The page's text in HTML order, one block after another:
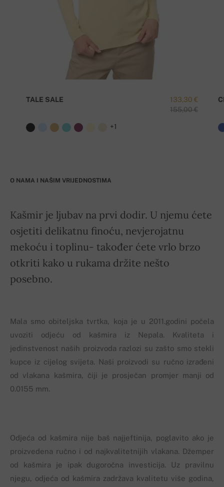
133,30 €
155,00 €
TALE SALE
+1
O NAMA I NAŠIM VRIJEDNOSTIMA
Kašmir je ljubav na prvi dodir. U njemu ćete
osjetiti delikatnu finoću, nevjerojatnu
mekoću i toplinu- također ćete vrlo brzo
otkriti kako u rukama držite nešto
posebno.
Mala smo obiteljska tvrtka, koja je u 2011.godini počela
uvoziti odjeću od kašmira iz Nepala. Kvaliteta i
jedinstvenost naših proizvoda razlozi su zašto smo stekli
kupce iz cijelog svijeta. Naši proizvodi su ručno izrađeni
od vlakana kašmira, čiji je prosječan promjer manji od
0.0155 mm.
Odjeća od kašmira nije baš najjeftinija, poglavito ako je
proizvedena ručno i od najkvalitetnijih vlakana. Džemper
od kašmira je ipak dugoročna investicija. Uz pravilnu
njegu, odjeća od kašmira zadržava kvalitetu više godina,